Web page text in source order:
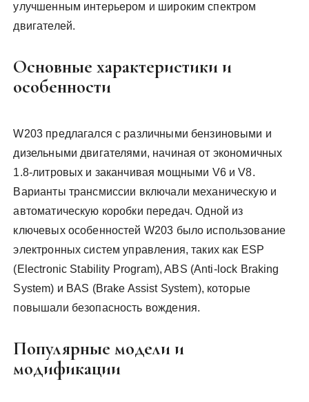
улучшенным интерьером и широким спектром
двигателей.
Основные характеристики и
особенности
W203 предлагался с различными бензиновыми и
дизельными двигателями, начиная от экономичных
1.8-литровых и заканчивая мощными V6 и V8.
Варианты трансмиссии включали механическую и
автоматическую коробки передач. Одной из
ключевых особенностей W203 было использование
электронных систем управления, таких как ESP
(Electronic Stability Program), ABS (Anti-lock Braking
System) и BAS (Brake Assist System), которые
повышали безопасность вождения.
Популярные модели и
модификации